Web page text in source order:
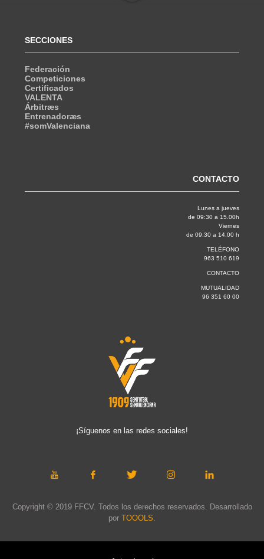
SECCIONES
Federación
Competiciones
Certificados
VALENTA
Árbitræs
Entrenadoræs
#somValenciana
CONTACTO
Lunes a jueves
de 09:30 a 15.00h
Viernes
de 09:30 a 14.00 h
TELÉFONO
963 510 619
CONTACTO
MUTUALIDAD
96 351 60 00
¡Síguenos en las redes sociales!
Copyright © 2019 FFCV. Todos los derechos reservados. Desarrollado
por TOOOLS.